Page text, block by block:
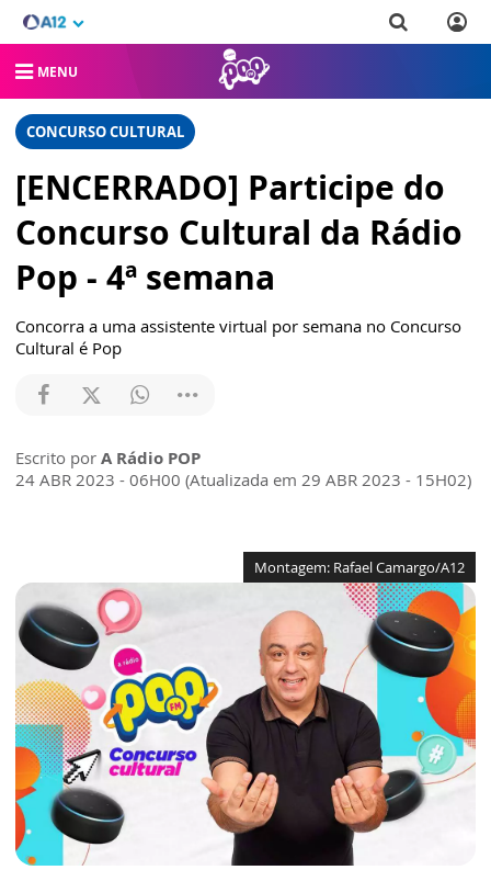
MENU
CONCURSO CULTURAL
[ENCERRADO] Participe do
Concurso Cultural da Rádio
Pop - 4ª semana
Concorra a uma assistente virtual por semana no Concurso
Cultural é Pop
Escrito por A Rádio POP
24 ABR 2023 - 06H00 (Atualizada em 29 ABR 2023 - 15H02)
Montagem: Rafael Camargo/A12